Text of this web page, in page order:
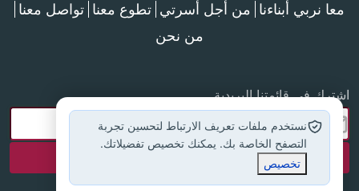
معا نربي أبناءنا من أجل أسرتي تطوع معنا تواصل معنا
من نحن
اشترك في قائمتنا البريدية
نستخدم ملفات تعريف الارتباط لتحسين تجربة
التصفح الخاصة بك. يمكنك تخصيص تفضيلاتك.
تخصيص